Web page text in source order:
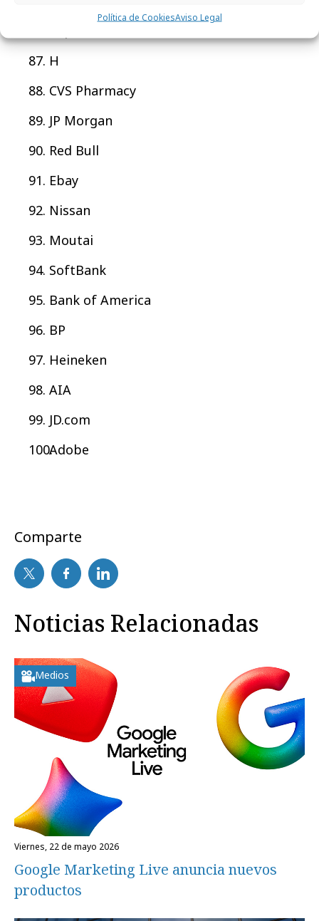
Política de CookiesAviso Legal
H
CVS Pharmacy
JP Morgan
Red Bull
Ebay
Nissan
Moutai
SoftBank
Bank of America
BP
Heineken
AIA
JD.com
Adobe
Comparte
Noticias Relacionadas
Medios
viernes, 22 de mayo 2026
Google Marketing Live anuncia nuevos
productos